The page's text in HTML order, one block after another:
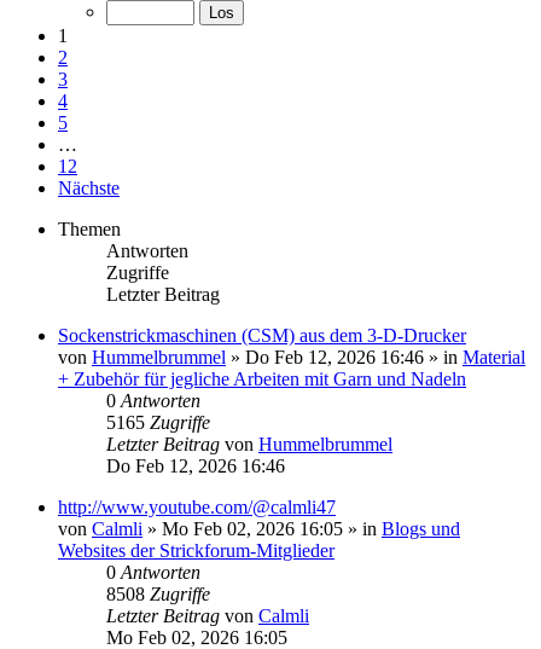
1
2
3
4
5
…
12
Nächste
Themen
Antworten
Zugriffe
Letzter Beitrag
Sockenstrickmaschinen (CSM) aus dem 3-D-Drucker
von Hummelbrummel » Do Feb 12, 2026 16:46 » in Material
+ Zubehör für jegliche Arbeiten mit Garn und Nadeln
0 Antworten
5165 Zugriffe
Letzter Beitrag von Hummelbrummel
Do Feb 12, 2026 16:46
http://www.youtube.com/@calmli47
von Calmli » Mo Feb 02, 2026 16:05 » in Blogs und
Websites der Strickforum-Mitglieder
0 Antworten
8508 Zugriffe
Letzter Beitrag von Calmli
Mo Feb 02, 2026 16:05